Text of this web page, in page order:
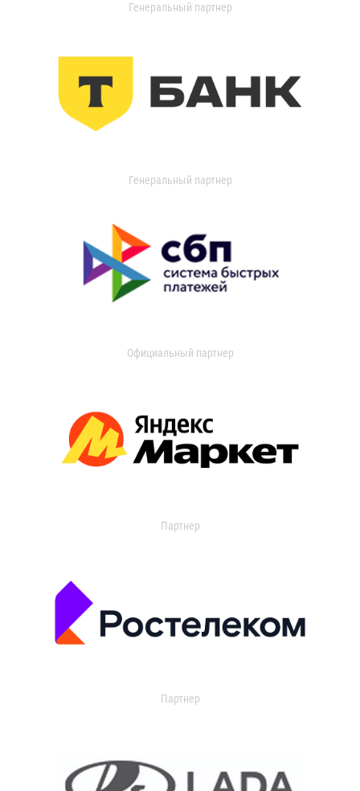
Генеральный партнер
Генеральный партнер
Официальный партнер
Партнер
Партнер